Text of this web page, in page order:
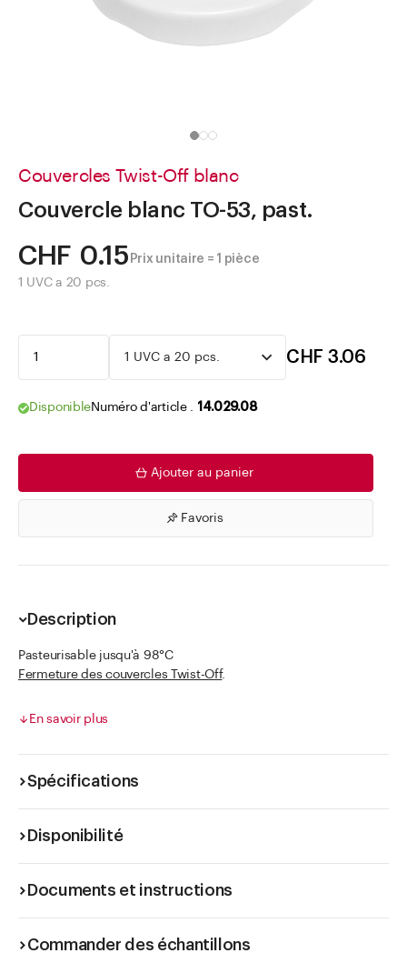
Couvercles Twist-Off blanc
Couvercle blanc TO-53, past.
CHF 0.15 Prix unitaire = 1 pièce
1 UVC a 20 pcs.
CHF 3.06
DisponibleNuméro d'article . 14.029.08
Ajouter au panier
Favoris
Description
Pasteurisable jusqu'à 98°C
Fermeture des couvercles Twist-Off.
pesto, les tomates ou les olives conservées dans l'huile, nous
plastifiant (sans PVC).
Il est toujours nécessaire de procéder à ses propres tests de
stabilité.
En savoir plus
Spécifications
Disponibilité
Documents et instructions
Commander des échantillons